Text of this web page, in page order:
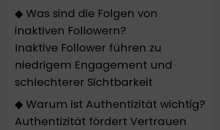
◆ Was sind die Folgen von
inaktiven Followern?
Inaktive Follower führen zu
niedrigem Engagement und
schlechterer Sichtbarkeit
◆ Warum ist Authentizität wichtig?
Authentizität fördert Vertrauen